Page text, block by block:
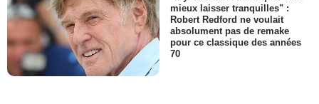
mieux laisser tranquilles" :
Robert Redford ne voulait
absolument pas de remake
pour ce classique des années
70